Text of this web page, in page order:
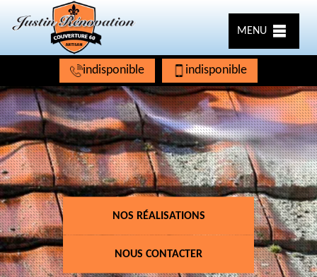
MENU
indisponible indisponible
NOS RÉALISATIONS
NOUS CONTACTER